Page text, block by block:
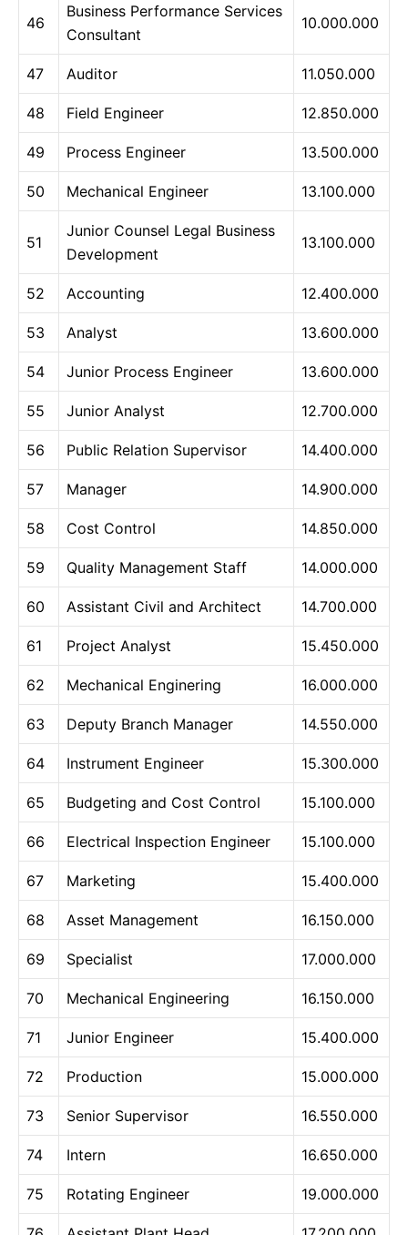
46
Business Performance Services
Consultant
10.000.000
47 Auditor 11.050.000
48 Field Engineer 12.850.000
49 Process Engineer 13.500.000
50 Mechanical Engineer 13.100.000
51
Junior Counsel Legal Business
Development
13.100.000
52 Accounting 12.400.000
53 Analyst 13.600.000
54 Junior Process Engineer 13.600.000
55 Junior Analyst 12.700.000
56 Public Relation Supervisor 14.400.000
57 Manager 14.900.000
58 Cost Control 14.850.000
59 Quality Management Staff 14.000.000
60 Assistant Civil and Architect 14.700.000
61 Project Analyst 15.450.000
62 Mechanical Enginering 16.000.000
63 Deputy Branch Manager 14.550.000
64 Instrument Engineer 15.300.000
65 Budgeting and Cost Control 15.100.000
66 Electrical Inspection Engineer 15.100.000
67 Marketing 15.400.000
68 Asset Management 16.150.000
69 Specialist 17.000.000
70 Mechanical Engineering 16.150.000
71 Junior Engineer 15.400.000
72 Production 15.000.000
73 Senior Supervisor 16.550.000
74 Intern 16.650.000
75 Rotating Engineer 19.000.000